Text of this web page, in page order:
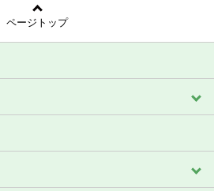
ページトップ